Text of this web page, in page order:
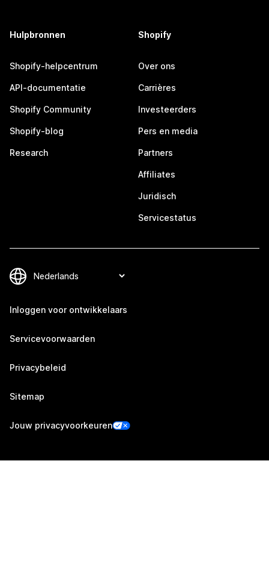
Hulpbronnen
Shopify-helpcentrum
API-documentatie
Shopify Community
Shopify-blog
Research
Shopify
Over ons
Carrières
Investeerders
Pers en media
Partners
Affiliates
Juridisch
Servicestatus
Inloggen voor ontwikkelaars
Servicevoorwaarden
Privacybeleid
Sitemap
Jouw privacyvoorkeuren